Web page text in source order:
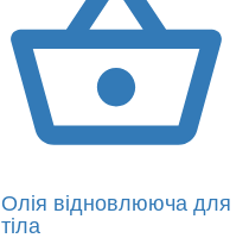
Олія відновлююча для
тіла